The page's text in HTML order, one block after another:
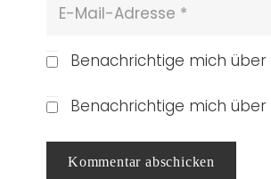
Benachrichtige mich
Benachrichtige mich über
Kommentar abschicken